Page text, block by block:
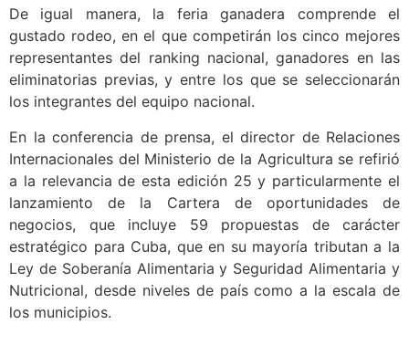
De igual manera, la feria ganadera comprende el
gustado rodeo, en el que competirán los cinco mejores
representantes del ranking nacional, ganadores en las
eliminatorias previas, y entre los que se seleccionarán
los integrantes del equipo nacional.
En la conferencia de prensa, el director de Relaciones
Internacionales del Ministerio de la Agricultura se refirió
a la relevancia de esta edición 25 y particularmente el
lanzamiento de la Cartera de oportunidades de
negocios, que incluye 59 propuestas de carácter
estratégico para Cuba, que en su mayoría tributan a la
Ley de Soberanía Alimentaria y Seguridad Alimentaria y
Nutricional, desde niveles de país como a la escala de
los municipios.